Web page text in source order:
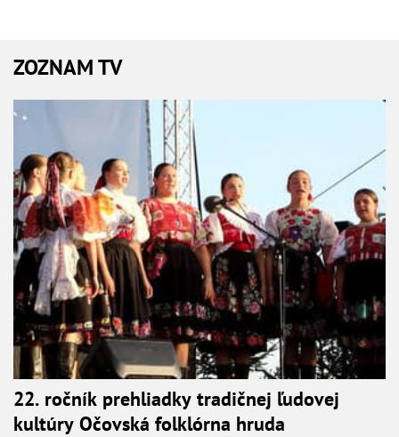
ZOZNAM TV
22. ročník prehliadky tradičnej ľudovej
kultúry Očovská folklórna hruda